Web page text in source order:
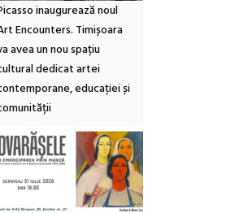
inaugurează noul
Encounters. Timișoara
avea un nou spațiu
dedicat artei
educației și